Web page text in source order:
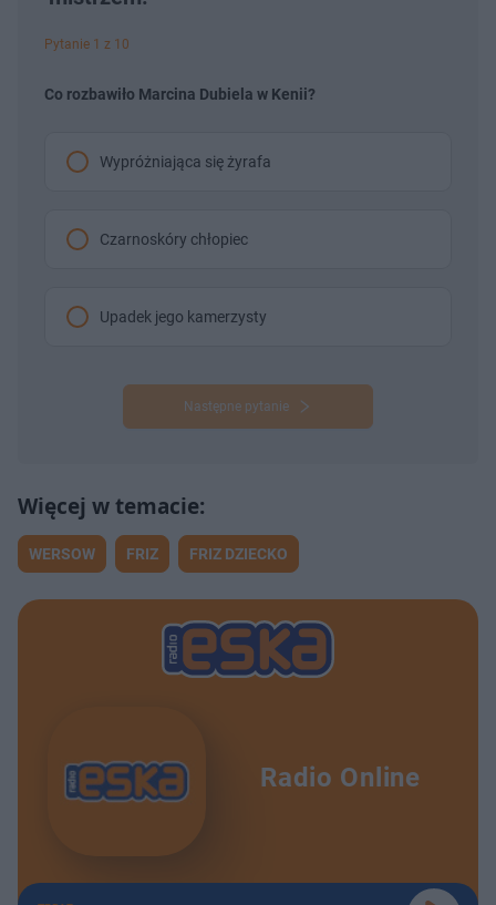
Pytanie 1 z 10
Co rozbawiło Marcina Dubiela w Kenii?
Wypróżniająca się żyrafa
Czarnoskóry chłopiec
Upadek jego kamerzysty
Następne pytanie
WERSOW FRIZ FRIZ DZIECKO
Radio Online